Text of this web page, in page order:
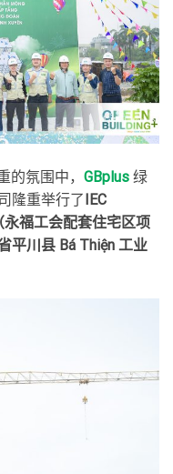
氛围中， GBplus 绿
隆重举行了 IEC
永福工会配套住宅区项
平川县 Bá Thiện 工业